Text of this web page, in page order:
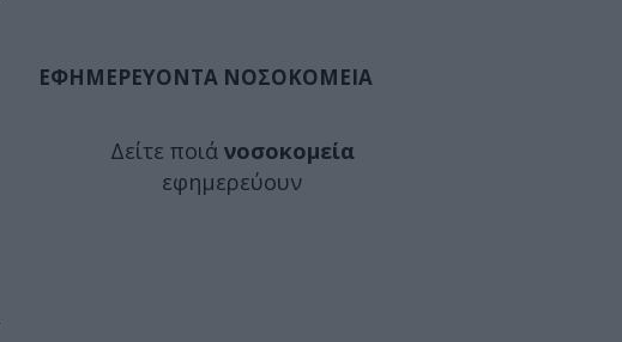
ΕΦΗΜΕΡΕΥΟΝΤΑ ΝΟΣΟΚΟΜΕΙΑ
Δείτε ποιά νοσοκομεία
εφημερεύουν